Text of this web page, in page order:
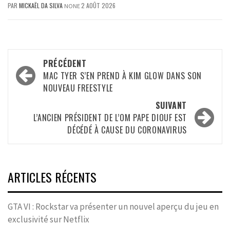
PAR MICKAËL DA SILVA NONE2 AOÛT 2026
Navigation
d’article
PRÉCÉDENT
MAC TYER S’EN PREND À KIM GLOW DANS SON
NOUVEAU FREESTYLE
SUIVANT
L’ANCIEN PRÉSIDENT DE L’OM PAPE DIOUF EST
DÉCÉDÉ À CAUSE DU CORONAVIRUS
ARTICLES RÉCENTS
GTA VI : Rockstar va présenter un nouvel aperçu du jeu en
exclusivité sur Netflix